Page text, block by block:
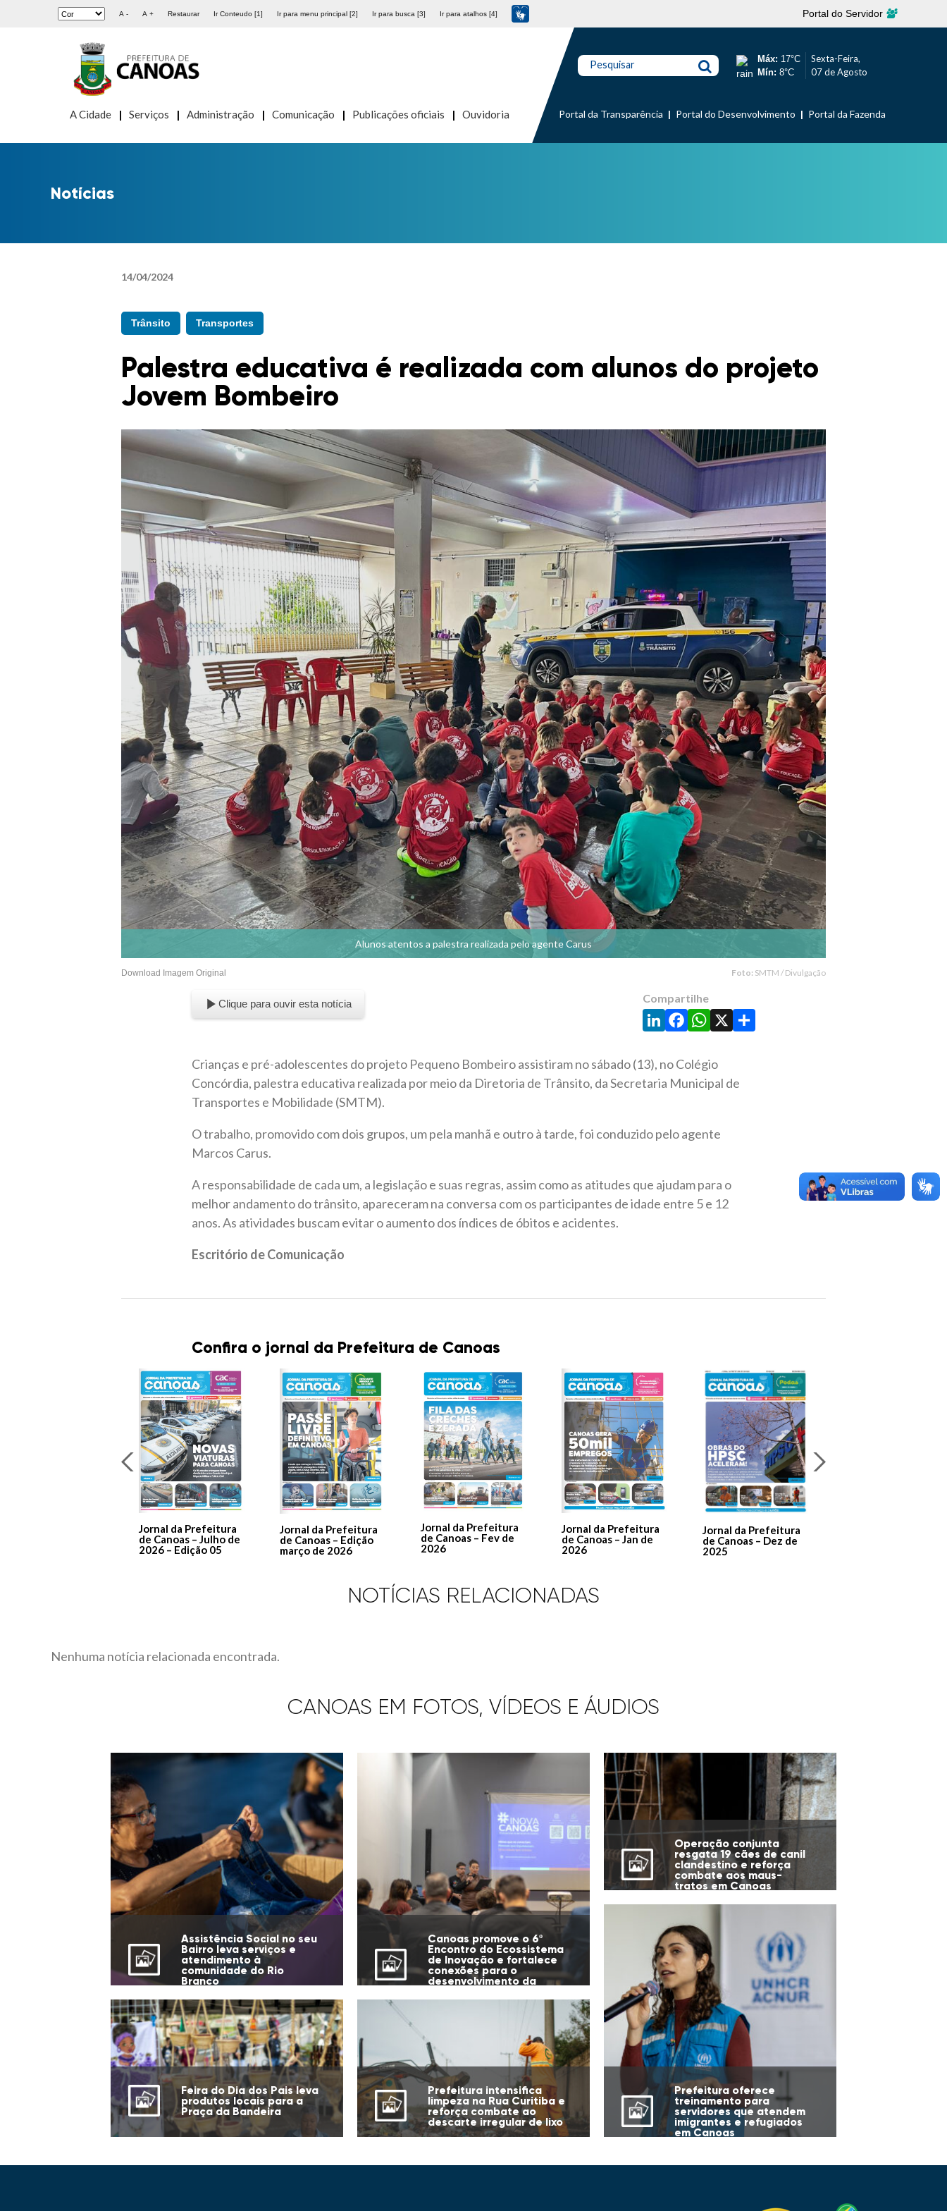
A - A + Restaurar Ir Conteudo [1] Ir para menu principal [2] Ir para busca [3] Ir para atalhos [4] Portal do Servidor
A Cidade Serviços Administração Comunicação Publicações oficiais Ouvidoria
Pesquisar Máx: 17°C
Mín: 8°C
Sexta-Feira,
07 de Agosto
Portal da Transparência Portal do Desenvolvimento Portal da Fazenda
Notícias
14/04/2024
Trânsito Transportes
Palestra educativa é realizada com alunos do projeto
Jovem Bombeiro
Alunos atentos a palestra realizada pelo agente Carus
Download Imagem Original Foto: SMTM / Divulgação
Clique para ouvir esta notícia Compartilhe
LinkedIn
Facebook
WhatsApp
X Share
Crianças e pré-adolescentes do projeto Pequeno Bombeiro assistiram no sábado (13), no Colégio
Concórdia, palestra educativa realizada por meio da Diretoria de Trânsito, da Secretaria Municipal de
Transportes e Mobilidade (SMTM).
O trabalho, promovido com dois grupos, um pela manhã e outro à tarde, foi conduzido pelo agente
Marcos Carus.
A responsabilidade de cada um, a legislação e suas regras, assim como as atitudes que ajudam para o
melhor andamento do trânsito, apareceram na conversa com os participantes de idade entre 5 e 12
anos. As atividades buscam evitar o aumento dos índices de óbitos e acidentes.
Escritório de Comunicação
Confira o jornal da Prefeitura de Canoas
Jornal da Prefeitura
de Canoas – Julho de
2026 – Edição 05
Jornal da Prefeitura
de Canoas – Edição
março de 2026
Jornal da Prefeitura
de Canoas – Fev de
2026
Jornal da Prefeitura
de Canoas – Jan de
2026
Jornal da Prefeitura
de Canoas – Dez de
2025
NOTÍCIAS RELACIONADAS
Nenhuma notícia relacionada encontrada.
CANOAS EM FOTOS, VÍDEOS E ÁUDIOS
Assistência Social no seu
Bairro leva serviços e
atendimento à
comunidade do Rio
Branco
Canoas promove o 6º
Encontro do Ecossistema
de Inovação e fortalece
conexões para o
desenvolvimento da
Operação conjunta
resgata 19 cães de canil
clandestino e reforça
combate aos maus-
tratos em Canoas
Feira do Dia dos Pais leva
produtos locais para a
Praça da Bandeira
Prefeitura intensifica
limpeza na Rua Curitiba e
reforça combate ao
descarte irregular de lixo
Prefeitura oferece
treinamento para
servidores que atendem
imigrantes e refugiados
em Canoas